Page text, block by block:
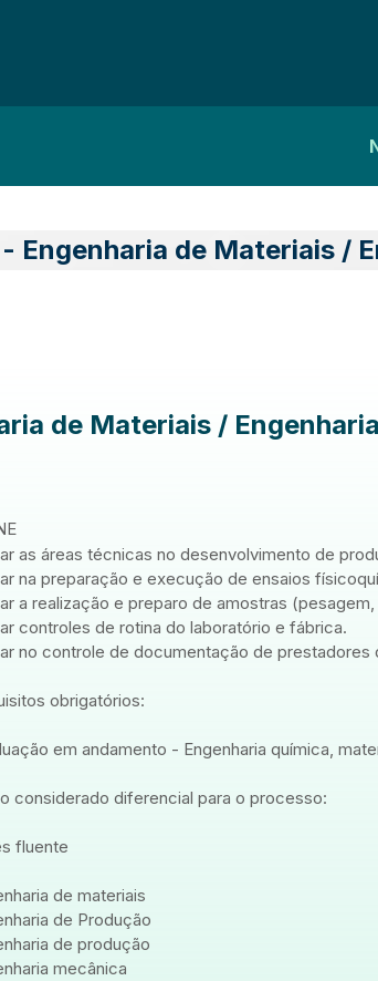
Engenharia de Materiais /
de Materiais /
as áreas técnicas no desenvolvimento de
na preparação e execução de ensaios
a realização e preparo de amostras
controles de rotina do laboratório e fábrica.
no controle de documentação de
obrigatórios:
em andamento - Engenharia química,
considerado diferencial para o processo:
fluente
de materiais
de Produção
de produção
mecânica